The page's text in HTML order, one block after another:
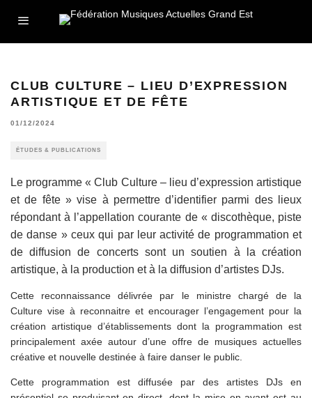
CLUB CULTURE – LIEU D’EXPRESSION
ARTISTIQUE ET DE FÊTE
01/12/2024
ÉTUDES & PUBLICATIONS
Le programme « Club Culture – lieu d’expression artistique
et de fête » vise à permettre d’identifier parmi des lieux
répondant à l’appellation courante de « discothèque, piste
de danse » ceux qui par leur activité de programmation et
de diffusion de concerts sont un soutien à la création
artistique, à la production et à la diffusion d’artistes DJs.
Cette reconnaissance délivrée par le ministre chargé de la
Culture vise à reconnaitre et encourager l’engagement pour la
création artistique d’établissements dont la programmation est
principalement axée autour d’une offre de musiques actuelles
créative et nouvelle destinée à faire danser le public.
Cette programmation est diffusée par des artistes DJs en